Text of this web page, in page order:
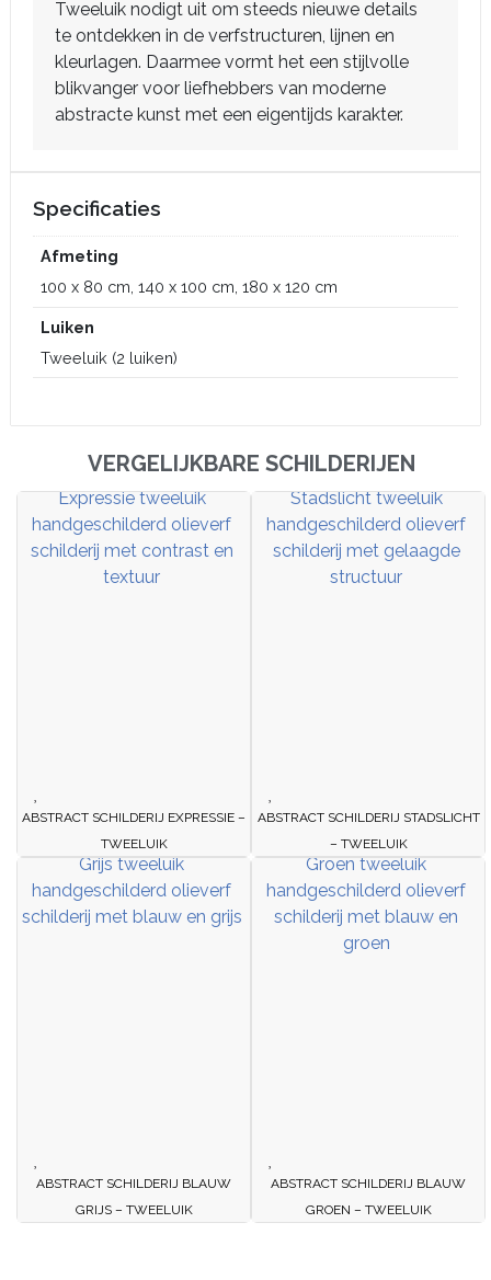
Tweeluik nodigt uit om steeds nieuwe details
te ontdekken in de verfstructuren, lijnen en
kleurlagen. Daarmee vormt het een stijlvolle
blikvanger voor liefhebbers van moderne
abstracte kunst met een eigentijds karakter.
Specificaties
Afmeting
100 x 80 cm, 140 x 100 cm, 180 x 120 cm
Luiken
Tweeluik (2 luiken)
VERGELIJKBARE SCHILDERIJEN
ABSTRACT SCHILDERIJ EXPRESSIE –
TWEELUIK
ABSTRACT SCHILDERIJ STADSLICHT
– TWEELUIK
ABSTRACT SCHILDERIJ BLAUW
GRIJS – TWEELUIK
ABSTRACT SCHILDERIJ BLAUW
GROEN – TWEELUIK